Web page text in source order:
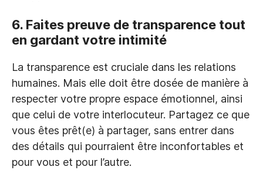
6. Faites preuve de transparence tout
en gardant votre intimité
La transparence est cruciale dans les relations
humaines. Mais elle doit être dosée de manière à
respecter votre propre espace émotionnel, ainsi
que celui de votre interlocuteur. Partagez ce que
vous êtes prêt(e) à partager, sans entrer dans
des détails qui pourraient être inconfortables et
pour vous et pour l’autre.